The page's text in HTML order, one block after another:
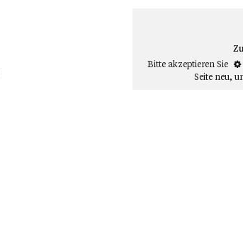
Bitte akzeptieren Sie
Seite neu,